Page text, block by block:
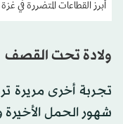
أبرز القطاعات المتضررة في
ولادة تحت القصف
تجربة أخرى مريرة
شهور الحمل